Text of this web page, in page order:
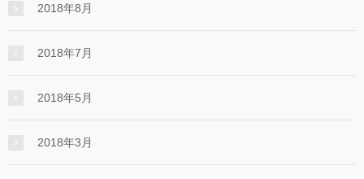
2018年8月
2018年7月
2018年5月
2018年3月